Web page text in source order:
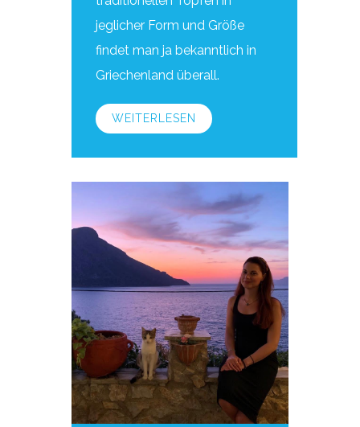
jeglicher Form und Größe
findet man ja bekanntlich in
Griechenland überall.
WEITERLESEN